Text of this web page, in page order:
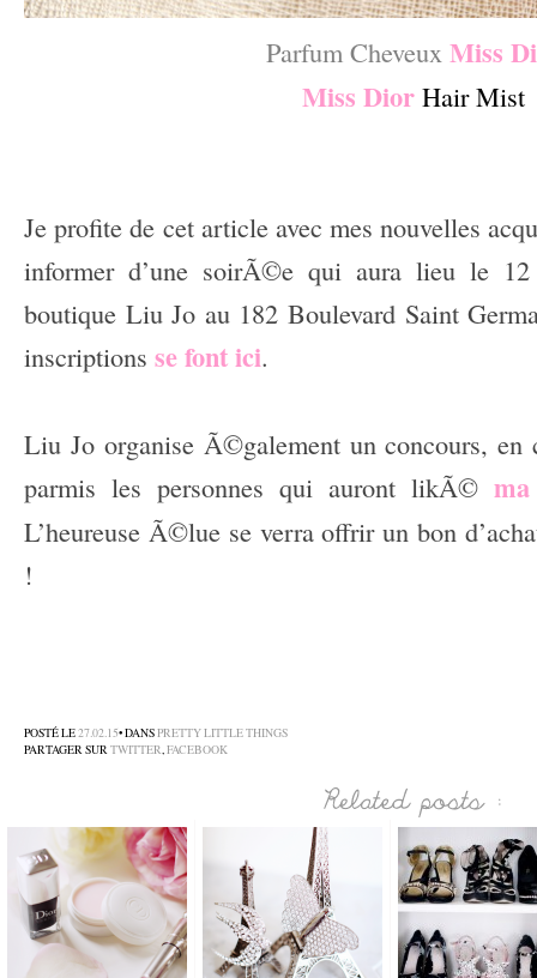
Parfum Cheveux Miss
Miss Dior Hair Mist
Je profite de cet article avec mes nouvelles
informer d’une soirÃ©e qui aura lieu le
boutique Liu Jo au 182 Boulevard Saint
inscriptions se font ici.
Liu Jo organise Ã©galement un concours, en
parmis les personnes qui auront likÃ©
L’heureuse Ã©lue se verra offrir un bon
!
POSTÉ LE27.02.15• DANSPRETTY LITTLE THINGS
PARTAGER SURTWITTER,FACEBOOK